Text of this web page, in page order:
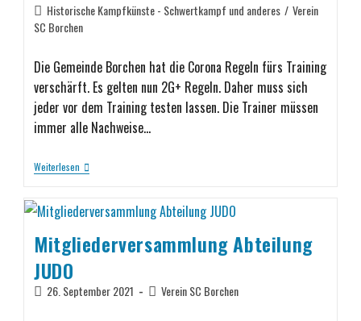
Historische Kampfkünste - Schwertkampf und anderes / Verein
SC Borchen
Die Gemeinde Borchen hat die Corona Regeln fürs Training
verschärft. Es gelten nun 2G+ Regeln. Daher muss sich
jeder vor dem Training testen lassen. Die Trainer müssen
immer alle Nachweise…
Weiterlesen
Mitgliederversammlung Abteilung
JUDO
26. September 2021 Verein SC Borchen